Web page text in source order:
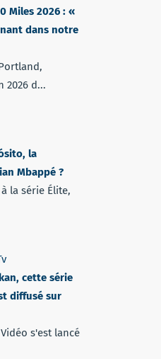
Miles 2026 : «
dans notre
2026 d...
la
Mbappé ?
la série Élite,
cette série
diffusé sur
s'est lancé